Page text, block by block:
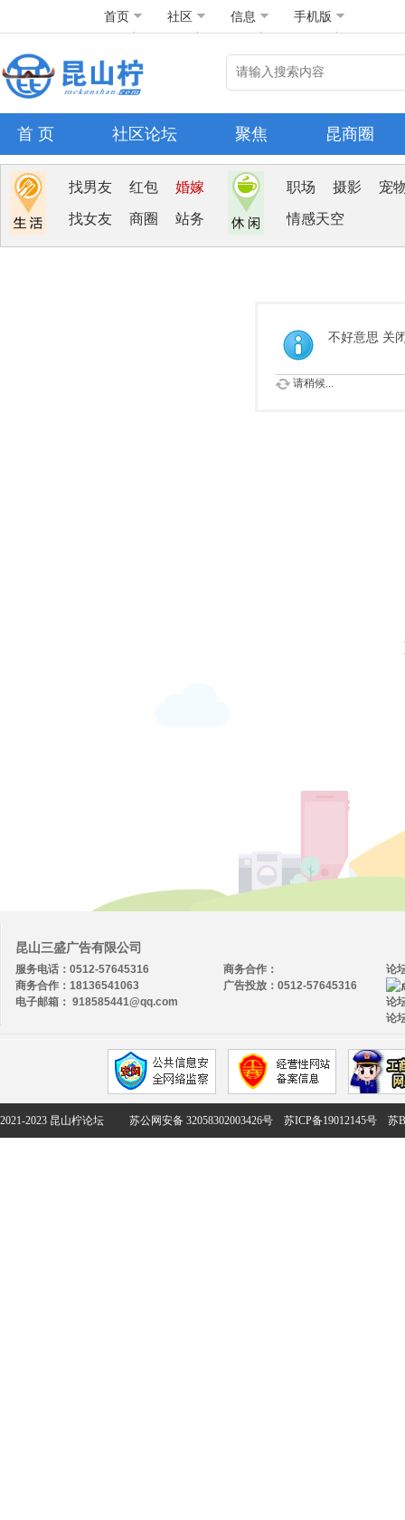
首页 社区 信息 手机版
首 页 社区论坛 聚焦 昆商圈
找男友 红包 婚嫁
找女友 商圈 站务
职场 摄影 宠
情感天空
不好意思 关
请稍候...
昆山三盛广告有限公司
服务电话：0512-57645316
商务合作：18136541063
电子邮箱： 918585441@qq.com
论
论
论
商务合作：
广告投放：0512-57645316
2021-2023 昆山柠论坛 苏公网安备 32058302003426号 苏ICP备19012145号 苏